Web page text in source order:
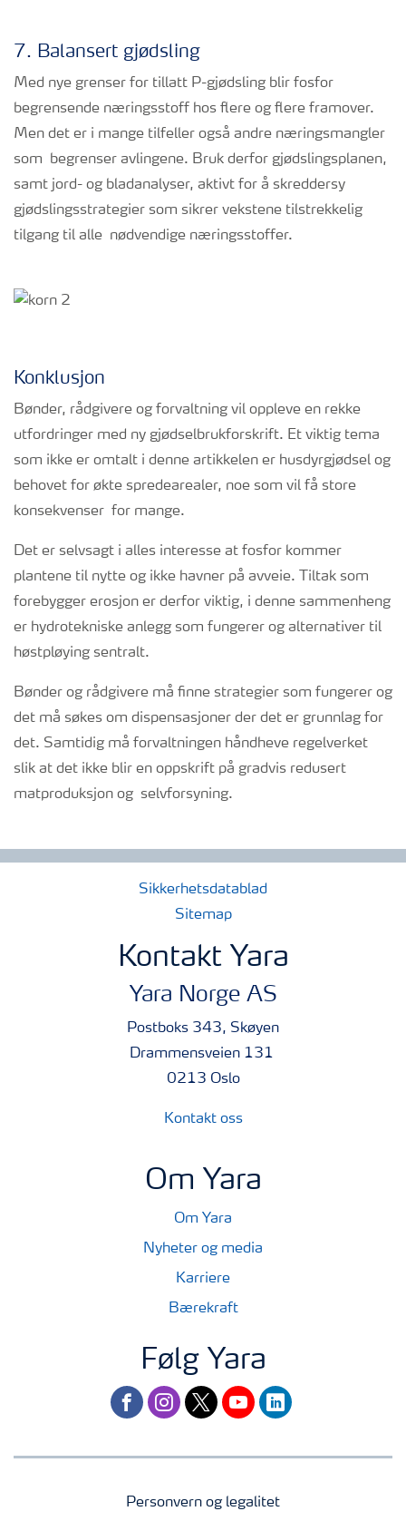
7. Balansert gjødsling
Med nye grenser for tillatt P-gjødsling blir fosfor
begrensende næringsstoff hos flere og flere framover.
Men det er i mange tilfeller også andre næringsmangler
som begrenser avlingene. Bruk derfor gjødslingsplanen,
samt jord- og bladanalyser, aktivt for å skreddersy
gjødslingsstrategier som sikrer vekstene tilstrekkelig
tilgang til alle nødvendige næringsstoffer.
Konklusjon
Bønder, rådgivere og forvaltning vil oppleve en rekke
utfordringer med ny gjødselbrukforskrift. Et viktig tema
som ikke er omtalt i denne artikkelen er husdyrgjødsel og
behovet for økte spredearealer, noe som vil få store
konsekvenser for mange.
Det er selvsagt i alles interesse at fosfor kommer
plantene til nytte og ikke havner på avveie. Tiltak som
forebygger erosjon er derfor viktig, i denne sammenheng
er hydrotekniske anlegg som fungerer og alternativer til
høstpløying sentralt.
Bønder og rådgivere må finne strategier som fungerer og
det må søkes om dispensasjoner der det er grunnlag for
det. Samtidig må forvaltningen håndheve regelverket
slik at det ikke blir en oppskrift på gradvis redusert
matproduksjon og selvforsyning.
Sikkerhetsdatablad
Sitemap
Kontakt Yara
Yara Norge AS
Postboks 343, Skøyen
Drammensveien 131
0213 Oslo
Kontakt oss
Om Yara
Om Yara
Nyheter og media
Karriere
Bærekraft
Følg Yara
facebookinstagram
twitteryoutubelinkedin
Personvern og legalitet